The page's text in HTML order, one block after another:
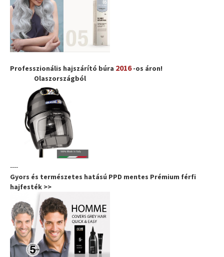
Professzionális hajszárító búra 2016-os áron!
Olaszországból
----
Gyors és természetes hatású PPD mentes Prémium férfi
hajfesték >>